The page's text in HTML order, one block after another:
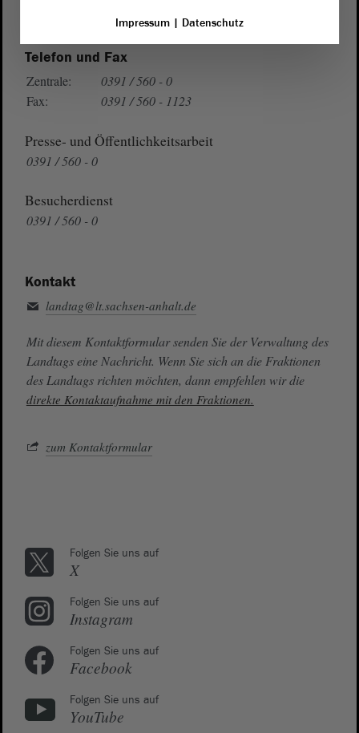
Telefon und Fax
Zentrale:
0391 / 560 - 0
Fax:
0391 / 560 - 1123
Presse- und Öffentlichkeitsarbeit
0391 / 560 - 0
Besucherdienst
0391 / 560 - 0
Kontakt
landtag@lt.sachsen-anhalt.de
Mit diesem Kontaktformular senden Sie der Verwaltung des
Landtags eine Nachricht. Wenn Sie sich an die Fraktionen
des Landtags richten möchten, dann empfehlen wir die
direkte Kontaktaufnahme mit den Fraktionen.
zum Kontaktformular
Folgen Sie uns auf
X
Folgen Sie uns auf
Instagram
Folgen Sie uns auf
Facebook
Folgen Sie uns auf
YouTube
Impressum| Datenschutz